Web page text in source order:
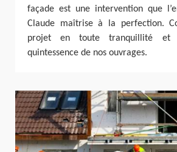
façade est une intervention que
Claude maîtrise à la perfection.
projet en toute tranquillité et
quintessence de nos ouvrages.